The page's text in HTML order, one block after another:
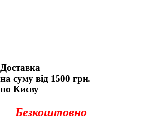
Доставка
на суму від 1500 грн.
по Києву
Безкоштовно